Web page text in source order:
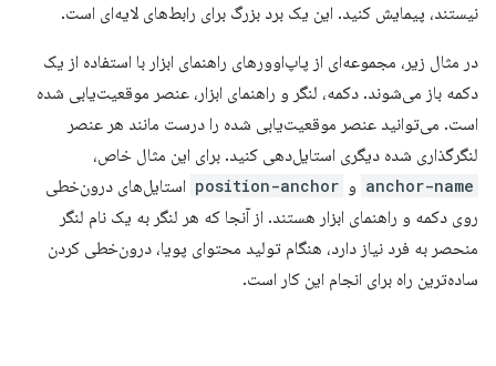
نیستند، پیمایش کنید. این یک برد بزرگ برای رابط‌های لایه‌ای است.
در مثال زیر، مجموعه‌ای از پاپ‌اوورهای راهنمای ابزار با استفاده از یک
دکمه باز می‌شوند. دکمه، لنگر و راهنمای ابزار، عنصر موقعیت‌یابی شده
است. می‌توانید عنصر موقعیت‌یابی شده را درست مانند هر عنصر
لنگرگذاری شده دیگری استایل‌دهی کنید. برای این مثال خاص،
anchor-name و position-anchor استایل‌های درون‌خطی
روی دکمه و راهنمای ابزار هستند. از آنجا که هر لنگر به یک نام لنگر
منحصر به فرد نیاز دارد، هنگام تولید محتوای پویا، درون‌خطی کردن
ساده‌ترین راه برای انجام این کار است.